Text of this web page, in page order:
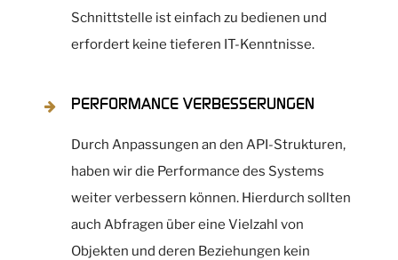
Schnittstelle ist einfach zu bedienen und
erfordert keine tieferen IT-Kenntnisse.
PERFORMANCE VERBESSERUNGEN
Durch Anpassungen an den API-Strukturen,
haben wir die Performance des Systems
weiter verbessern können. Hierdurch sollten
auch Abfragen über eine Vielzahl von
Objekten und deren Beziehungen kein